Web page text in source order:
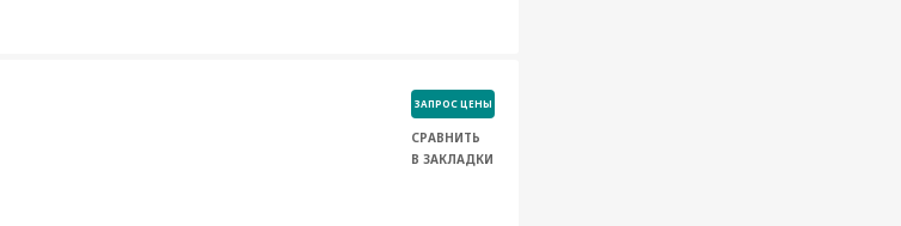
ЗАПРОС ЦЕНЫ
СРАВНИТЬ
В ЗАКЛАДКИ